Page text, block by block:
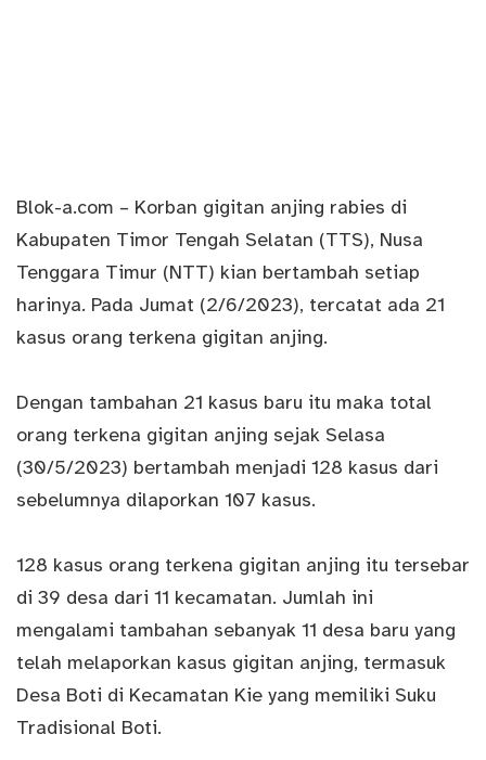
Blok-a.com – Korban gigitan anjing rabies di
Kabupaten Timor Tengah Selatan (TTS), Nusa
Tenggara Timur (NTT) kian bertambah setiap
harinya. Pada Jumat (2/6/2023), tercatat ada 21
kasus orang terkena gigitan anjing.
Dengan tambahan 21 kasus baru itu maka total
orang terkena gigitan anjing sejak Selasa
(30/5/2023) bertambah menjadi 128 kasus dari
sebelumnya dilaporkan 107 kasus.
128 kasus orang terkena gigitan anjing itu tersebar
di 39 desa dari 11 kecamatan. Jumlah ini
mengalami tambahan sebanyak 11 desa baru yang
telah melaporkan kasus gigitan anjing, termasuk
Desa Boti di Kecamatan Kie yang memiliki Suku
Tradisional Boti.